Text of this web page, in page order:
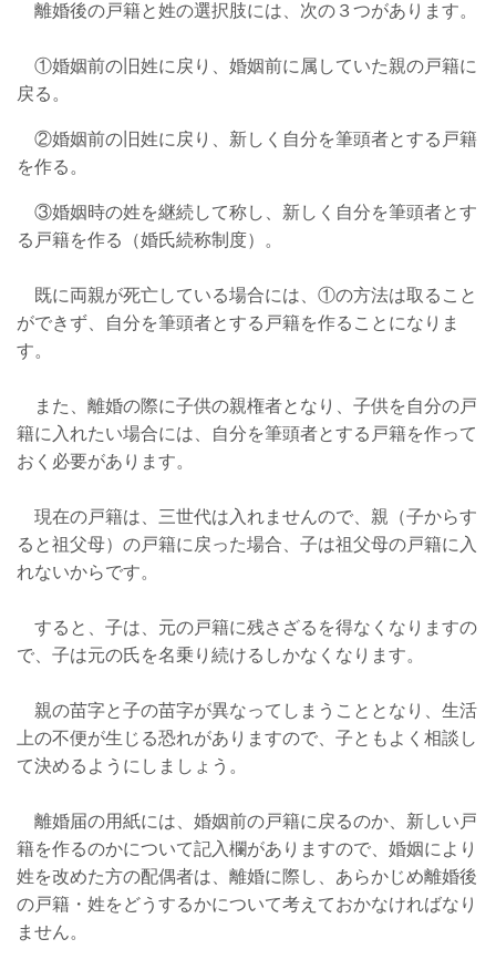
離婚後の戸籍と姓の選択肢には、次の３つがあります。
①婚姻前の旧姓に戻り、婚姻前に属していた親の戸籍に
戻る。
②婚姻前の旧姓に戻り、新しく自分を筆頭者とする戸籍
を作る。
③婚姻時の姓を継続して称し、新しく自分を筆頭者とす
る戸籍を作る（婚氏続称制度）。
既に両親が死亡している場合には、①の方法は取ること
ができず、自分を筆頭者とする戸籍を作ることになりま
す。
また、離婚の際に子供の親権者となり、子供を自分の戸
籍に入れたい場合には、自分を筆頭者とする戸籍を作って
おく必要があります。
現在の戸籍は、三世代は入れませんので、親（子からす
ると祖父母）の戸籍に戻った場合、子は祖父母の戸籍に入
れないからです。
すると、子は、元の戸籍に残さざるを得なくなりますの
で、子は元の氏を名乗り続けるしかなくなります。
親の苗字と子の苗字が異なってしまうこととなり、生活
上の不便が生じる恐れがありますので、子ともよく相談し
て決めるようにしましょう。
離婚届の用紙には、婚姻前の戸籍に戻るのか、新しい戸
籍を作るのかについて記入欄がありますので、婚姻により
姓を改めた方の配偶者は、離婚に際し、あらかじめ離婚後
の戸籍・姓をどうするかについて考えておかなければなり
ません。